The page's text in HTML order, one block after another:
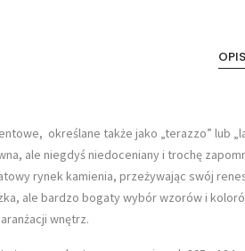
OPIS
określane także jako „terazzo” lub
ale niegdyś niedoceniany i trochę
rynek kamienia, przeżywając swój
ale bardzo bogaty wybór wzorów i
wnętrz.